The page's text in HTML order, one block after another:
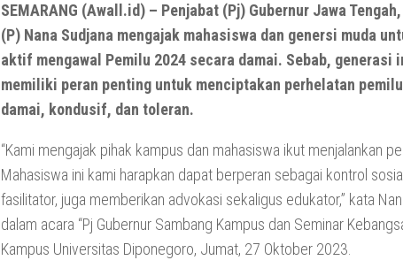
SEMARANG (Awall.id) – Penjabat (Pj) Gubernur Jawa Tengah,
(P) Nana Sudjana mengajak mahasiswa dan genersi muda
aktif mengawal Pemilu 2024 secara damai. Sebab, generasi
memiliki peran penting untuk menciptakan perhelatan
damai, kondusif, dan toleran.
“Kami mengajak pihak kampus dan mahasiswa ikut menjalankan
Mahasiswa ini kami harapkan dapat berperan sebagai kontrol
fasilitator, juga memberikan advokasi sekaligus edukator,” kata
dalam acara “Pj Gubernur Sambang Kampus dan Seminar
Kampus Universitas Diponegoro, Jumat, 27 Oktober 2023.